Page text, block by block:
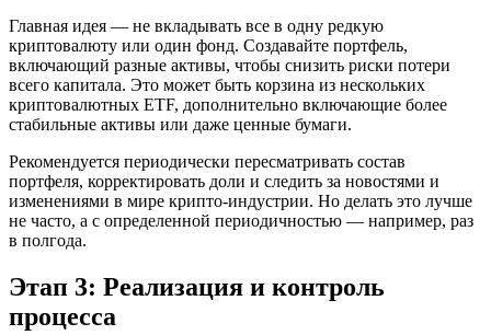
Главная идея — не вкладывать все в одну редкую
криптовалюту или один фонд. Создавайте портфель,
включающий разные активы, чтобы снизить риски потери
всего капитала. Это может быть корзина из нескольких
криптовалютных ETF, дополнительно включающие более
стабильные активы или даже ценные бумаги.
Рекомендуется периодически пересматривать состав
портфеля, корректировать доли и следить за новостями и
изменениями в мире крипто-индустрии. Но делать это лучше
не часто, а с определенной периодичностью — например, раз
в полгода.
Этап 3: Реализация и контроль
процесса